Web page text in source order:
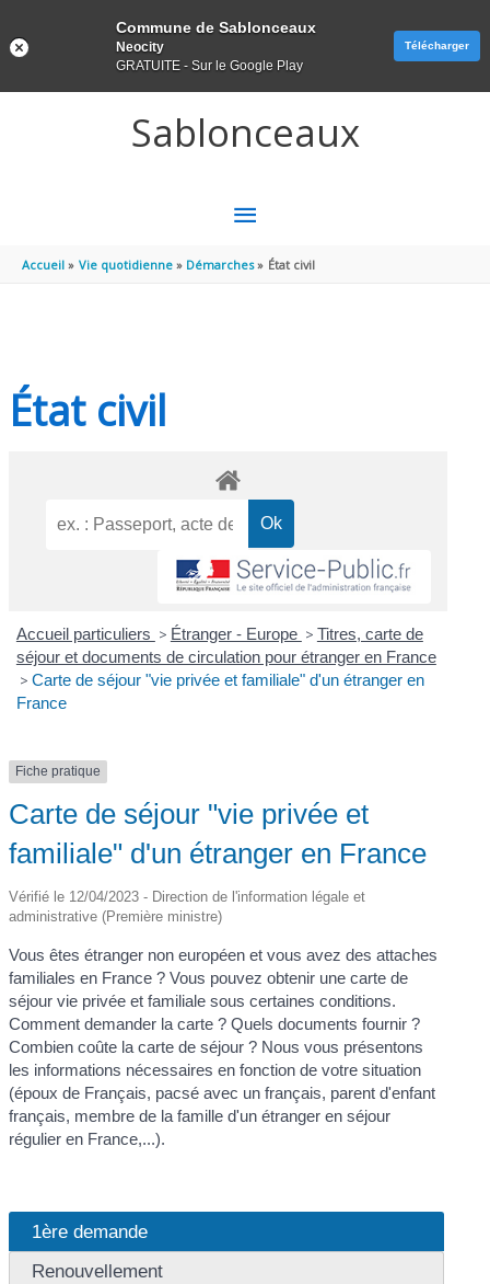
Sablonceaux
MENU
PRINCIPAL
Accueil Vie quotidienne Démarches État civil
État civil
Accueil particuliers > Étranger - Europe > Titres, carte de
séjour et documents de circulation pour étranger en France
> Carte de séjour "vie privée et familiale" d'un étranger en
France
Fiche pratique
Carte de séjour "vie privée et
familiale" d'un étranger en France
Vérifié le 12/04/2023 - Direction de l'information légale et
administrative (Première ministre)
Vous êtes étranger non européen et vous avez des attaches
familiales en France ? Vous pouvez obtenir une carte de
séjour vie privée et familiale sous certaines conditions.
Comment demander la carte ? Quels documents fournir ?
Combien coûte la carte de séjour ? Nous vous présentons
les informations nécessaires en fonction de votre situation
(époux de Français, pacsé avec un français, parent d'enfant
français, membre de la famille d'un étranger en séjour
régulier en France,...).
1ère demande
Renouvellement
Commune de Sablonceaux
Neocity
GRATUITE - Sur le Google Play
Télécharger